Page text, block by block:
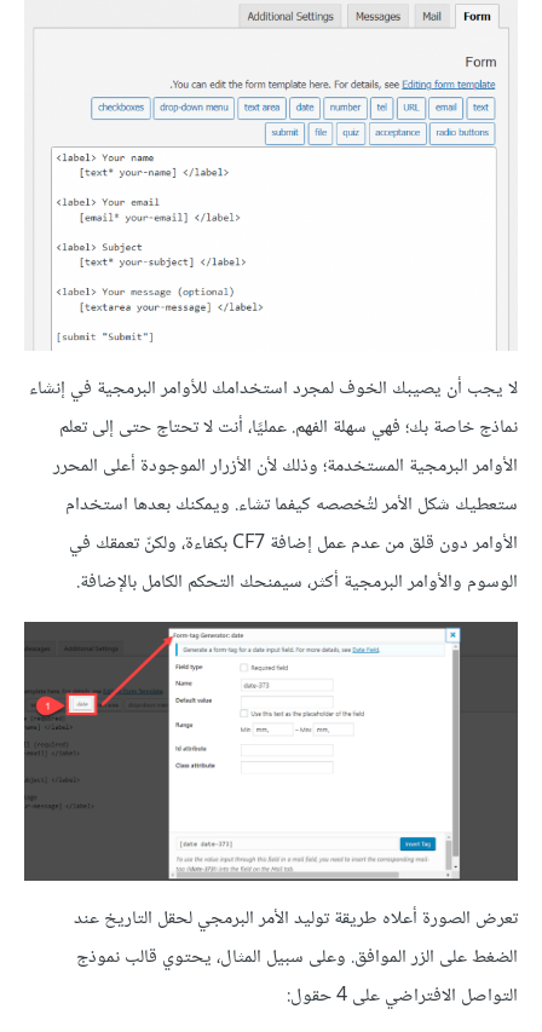
لا يجب أن يصيبك الخوف لمجرد استخدامك للأوامر البرمجية في إنشاء
نماذج خاصة بك؛ فهي سهلة الفهم. عمليًا، أنت لا تحتاج حتى إلى تعلم
الأوامر البرمجية المستخدمة؛ وذلك لأن الأزرار الموجودة أعلى المحرر
ستعطيك شكل الأمر لتُخصصه كيفما تشاء. ويمكنك بعدها استخدام
الأوامر دون قلق من عدم عمل إضافة CF7 بكفاءة، ولكنّ تعمقك في
الوسوم والأوامر البرمجية أكثر، سيمنحك التحكم الكامل بالإضافة.
تعرض الصورة أعلاه طريقة توليد الأمر البرمجي لحقل التاريخ عند
الضغط على الزر الموافق. وعلى سبيل المثال، يحتوي قالب نموذج
التواصل الافتراضي على 4 حقول: